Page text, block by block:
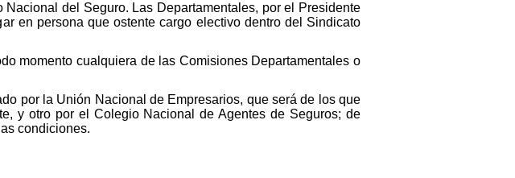
del Seguro. Las Departamentales, por el Presidente
en persona que ostente cargo electivo dentro del Sindicato
momento cualquiera de las Comisiones Departamentales o
por la Unión Nacional de Empresarios, que será de los que
y otro por el Colegio Nacional de Agentes de Seguros; de
condiciones.